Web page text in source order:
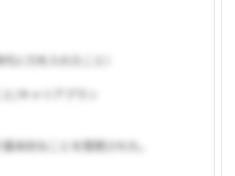
に力を入れたこと）
/キャリアプラン
本的なことを質問された。